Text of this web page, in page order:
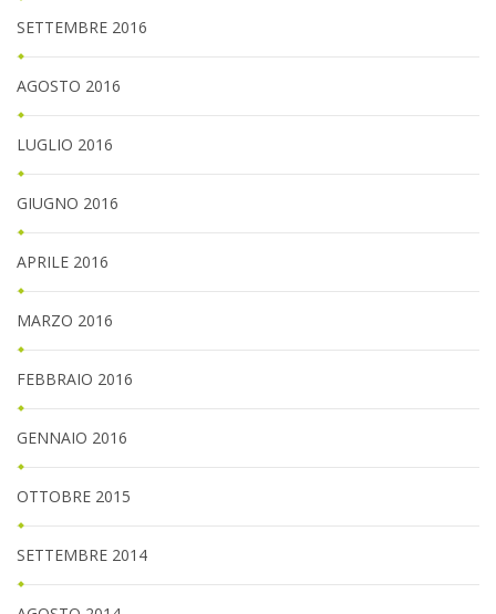
SETTEMBRE 2016
AGOSTO 2016
LUGLIO 2016
GIUGNO 2016
APRILE 2016
MARZO 2016
FEBBRAIO 2016
GENNAIO 2016
OTTOBRE 2015
SETTEMBRE 2014